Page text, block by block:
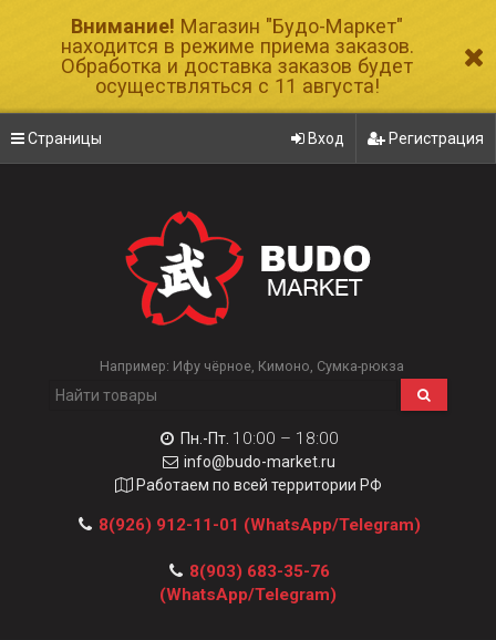
Внимание! Магазин "Будо-Маркет"
находится в режиме приема заказов.
Обработка и доставка заказов будет
осуществляться с 11 августа!
Страницы Вход Регистрация
Например: Ифу чёрное Кимоно Сумка-рюкза
Пн.-Пт. 10:00 – 18:00
info@budo-market.ru
Работаем по всей территории РФ
8(926) 912-11-01 (WhatsApp/Telegram)
8(903) 683-35-76
(WhatsApp/Telegram)